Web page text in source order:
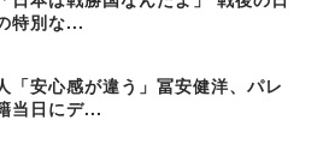
特別な...
「安心感が違う」冨安健洋、パレ
当日にデ...